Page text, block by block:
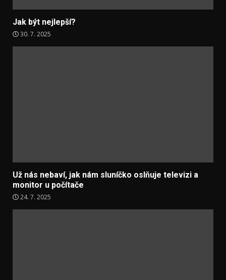
Jak být nejlepší?
30. 7. 2025
Už nás nebaví, jak nám sluníčko oslňuje televizi a
monitor u počítače
24. 7. 2025